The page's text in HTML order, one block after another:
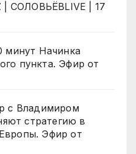
| СОЛОВЬЁВLIVE | 17
минут Начинка
пункта. Эфир от
с Владимиром
стратегию в
Эфир от